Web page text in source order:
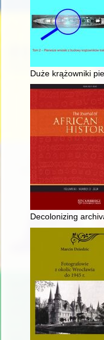
Duże krążowniki
Decolonizing